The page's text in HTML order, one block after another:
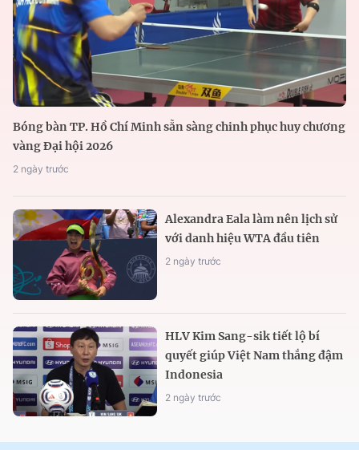
Bóng bàn TP. Hồ Chí Minh sẵn sàng chinh phục huy chương
vàng Đại hội 2026
2 ngày trước
Alexandra Eala làm nên lịch sử
với danh hiệu WTA đầu tiên
2 ngày trước
HLV Kim Sang-sik tiết lộ bí
quyết giúp Việt Nam thắng đậm
Indonesia
2 ngày trước